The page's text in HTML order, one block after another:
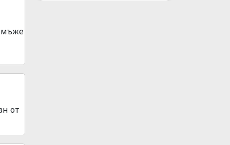
мъже
от